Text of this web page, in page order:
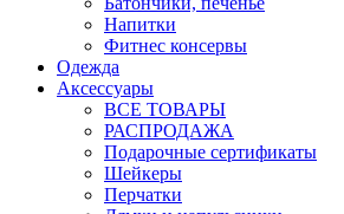
Напитки
Фитнес консервы
Одежда
Аксессуары
ВСЕ ТОВАРЫ
РАСПРОДАЖА
Подарочные сертификаты
Шейкеры
Перчатки